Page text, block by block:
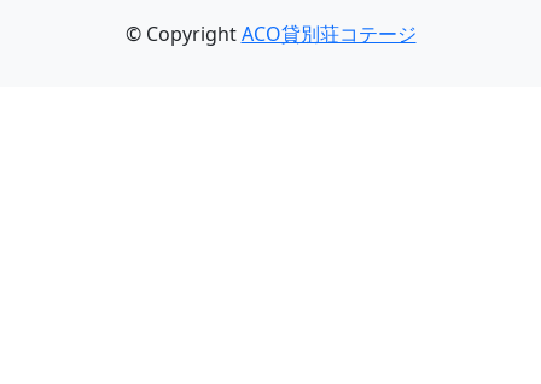
© CopyrightACO貸別荘コテージ